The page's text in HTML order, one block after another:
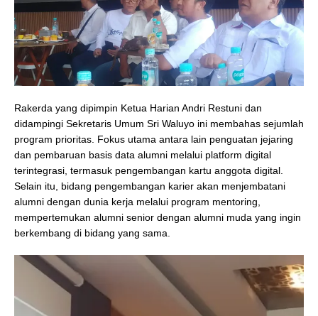
Rakerda yang dipimpin Ketua Harian Andri Restuni dan
didampingi Sekretaris Umum Sri Waluyo ini membahas sejumlah
program prioritas. Fokus utama antara lain penguatan jejaring
dan pembaruan basis data alumni melalui platform digital
terintegrasi, termasuk pengembangan kartu anggota digital.
Selain itu, bidang pengembangan karier akan menjembatani
alumni dengan dunia kerja melalui program mentoring,
mempertemukan alumni senior dengan alumni muda yang ingin
berkembang di bidang yang sama.